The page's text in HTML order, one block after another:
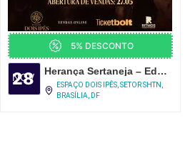
5% DESCONTO
28
NOV Herança Sertaneja – Edson e Hudson e Gian e Giovani em Brasília
ESPAÇO DOIS IPÊS, SETOR SHTN,
BRASÍLIA, DF